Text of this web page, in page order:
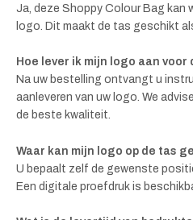
Ja, deze Shoppy Colour Bag kan
logo. Dit maakt de tas geschikt
Hoe lever ik mijn logo aan voor
Na uw bestelling ontvangt u
aanleveren van uw logo. We
de beste kwaliteit.
Waar kan mijn logo op de tas
U bepaalt zelf de gewenste
Een digitale proefdruk is